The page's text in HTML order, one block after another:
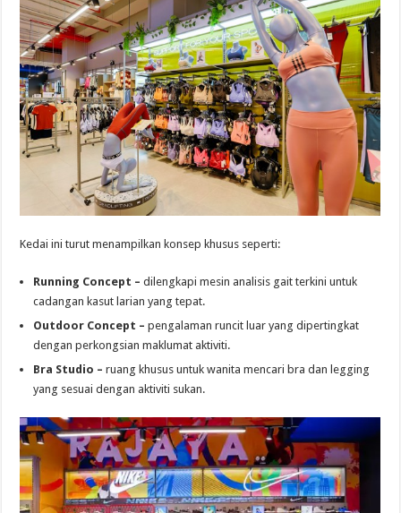
Kedai ini turut menampilkan konsep khusus seperti:
Running Concept –dilengkapi mesin analisis gait terkini untuk
cadangan kasut larian yang tepat.
Outdoor Concept – pengalaman runcit luar yang dipertingkat
dengan perkongsian maklumat aktiviti.
Bra Studio – ruang khusus untuk wanita mencari bra dan legging
yang sesuai dengan aktiviti sukan.